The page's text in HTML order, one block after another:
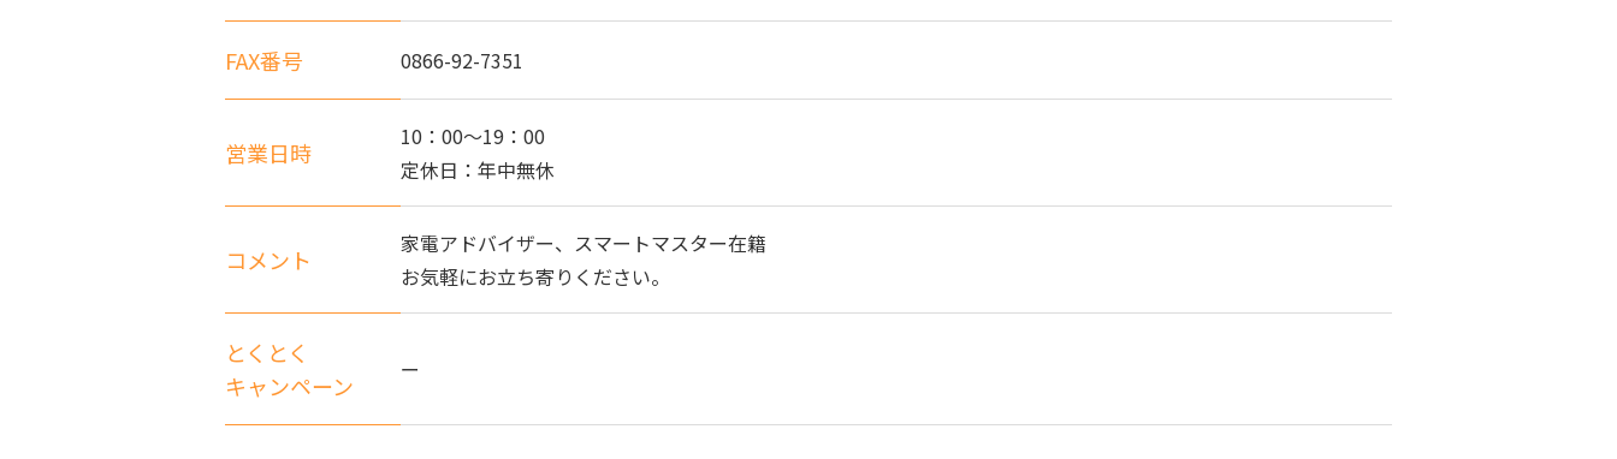
FAX番号 0866-92-7351
営業日時
10：00～19：00
定休日：年中無休
コメント
家電アドバイザー、スマートマスター在籍
お気軽にお立ち寄りください。
とくとく
キャンペーン
ー